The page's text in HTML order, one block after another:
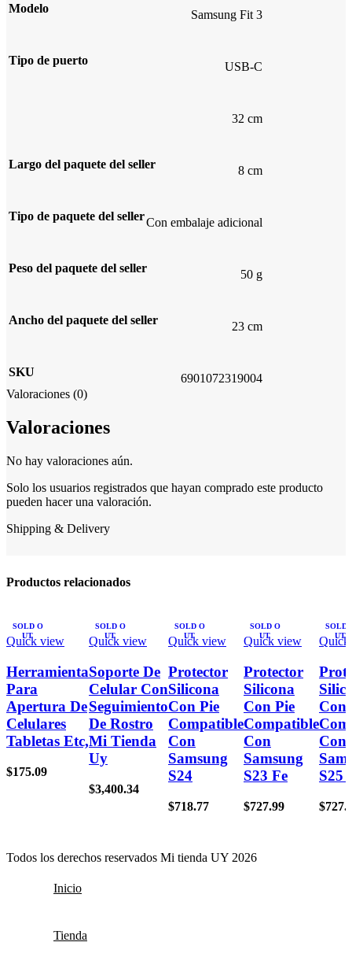
Modelo Samsung Fit 3
Tipo de puerto USB-C
32 cm
Largo del paquete del seller 8 cm
Tipo de paquete del sellerCon embalaje adicional
Peso del paquete del seller 50 g
Ancho del paquete del seller 23 cm
SKU
6901072319004
Valoraciones (0)
Valoraciones
No hay valoraciones aún.
Solo los usuarios registrados que hayan comprado este producto
pueden hacer una valoración.
Shipping & Delivery
Productos relacionados
SOLD O
UT
Quick view
Herramienta
Para
Apertura De
Celulares
Tabletas Etc,
$175.09
SOLD O
UT
Quick view
Soporte De
Celular Con
Seguimiento
De Rostro
Mi Tienda
Uy
$3,400.34
SOLD O
UT
Quick view
Protector
Silicona
Con Pie
Compatible
Con
Samsung
S24
$718.77
SOLD O
UT
Quick view
Protector
Silicona
Con Pie
Compatible
Con
Samsung
S23 Fe
$727.99
SOLD
UT
Con
Con
S25
$
Todos los derechos reservados Mi tienda UY 2026
Inicio
Tienda